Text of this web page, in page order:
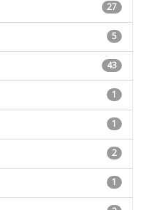
27
5
43
1
1
2
1